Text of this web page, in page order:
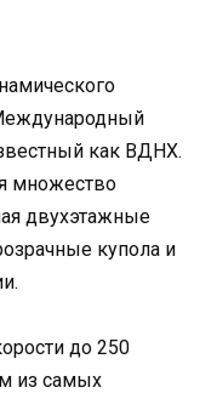
как ВДНХ.
множество
двухэтажные
купола и
до 250
из самых